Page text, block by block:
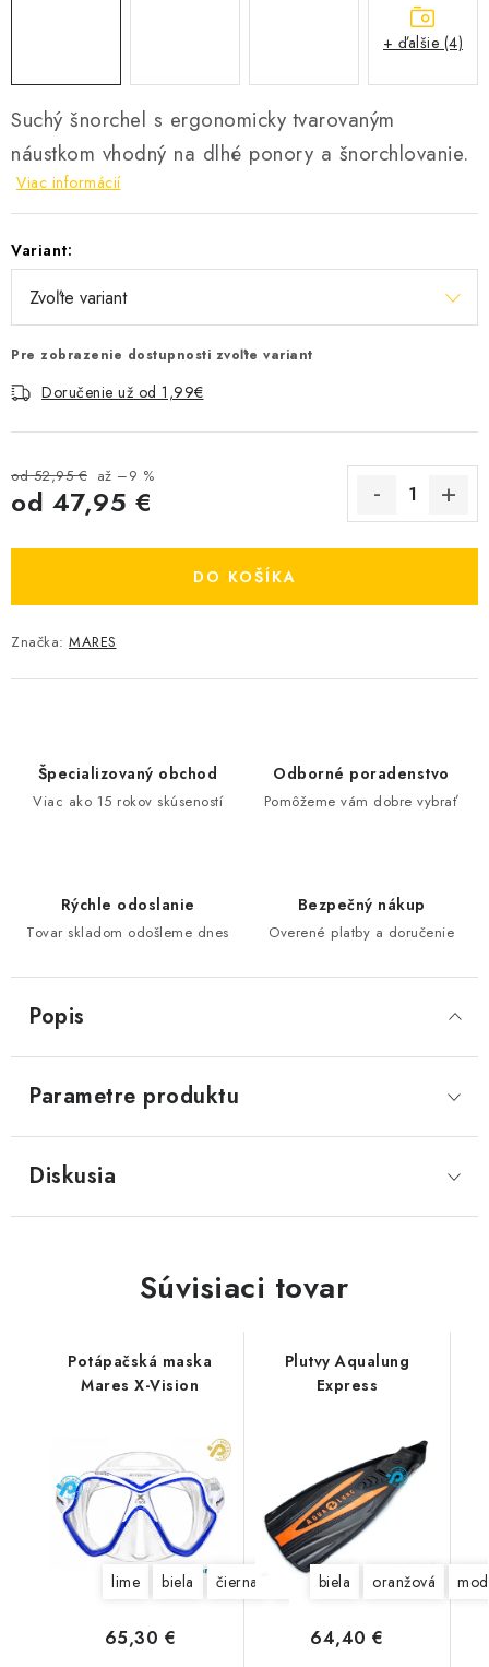
Predajňa Plutvy.sk Doručenie od 1,99€ O nás Kontakt
Suchý šnorchel s ergonomicky tvarovaným
náustkom vhodný na dlhé ponory a šnorchlovanie.
Viac informácií
Variant:
Pre zobrazenie dostupnosti zvoľte variant
Doručenie už od 1,99€
od 52,95 € až –9 %
od 47,95 €
DO KOŠÍKA
Značka: MARES
+ ďalšie (4)
Špecializovaný obchod
Viac ako 15 rokov skúseností
Odborné poradenstvo
Pomôžeme vám dobre vybrať
Rýchle odoslanie
Tovar skladom odošleme dnes
Bezpečný nákup
Overené platby a doručenie
Popis
Parametre produktu
Diskusia
Súvisiaci tovar
Potápačská maska
Mares X-Vision
lime biela čierna modrá žltá priehľadná
65,30 €
Plutvy Aqualung
Express
biela oranžová
64,40 €